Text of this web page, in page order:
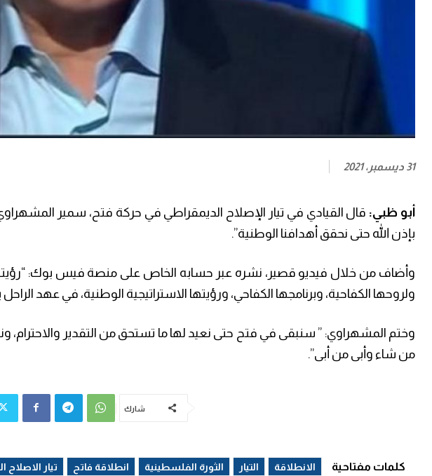
31 ديسمبر، 2021
أبو ظبي: قال القيادي في تيار الإصلاح الديمقراطي في حركة فتح، سمير
بإذن الله حتى نحقق أهدافنا الوطنية”.
وأضاف من خلال فيديو قصير، نشره عبر حسابه الخاص على منصة فيس بوك: “رؤيتنا
ولروحها الكفاحية، وبرنامجها الكفاحي، ورؤيتها الاستراتيجية الوطنية، في عهد
وختم المشهراوي: ” سنبقى في فتح حتى نعيد لها ما تستحق من التقدير والاحترام،
من شاء وأبى من أبى”.
شارك
كلمات مفتاحية الانطلاقة التيار الثورة الفلسطينية انطلاقة فاتح تيار الاصلاح